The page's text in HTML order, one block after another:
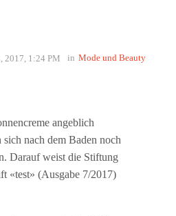
2017, 1:24 PM in Mode und Beauty
angeblich
sich nach dem Baden noch
Darauf weist die Stiftung
«test» (Ausgabe 7/2017)